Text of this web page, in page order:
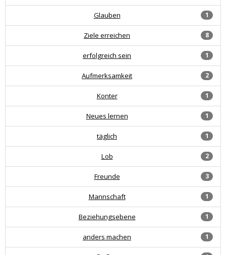
1
Glauben
8
Ziele erreichen
1
erfolgreich sein
2
Aufmerksamkeit
1
Konter
1
Neues lernen
1
täglich
2
Lob
3
Freunde
1
Mannschaft
1
Beziehungsebene
1
anders machen